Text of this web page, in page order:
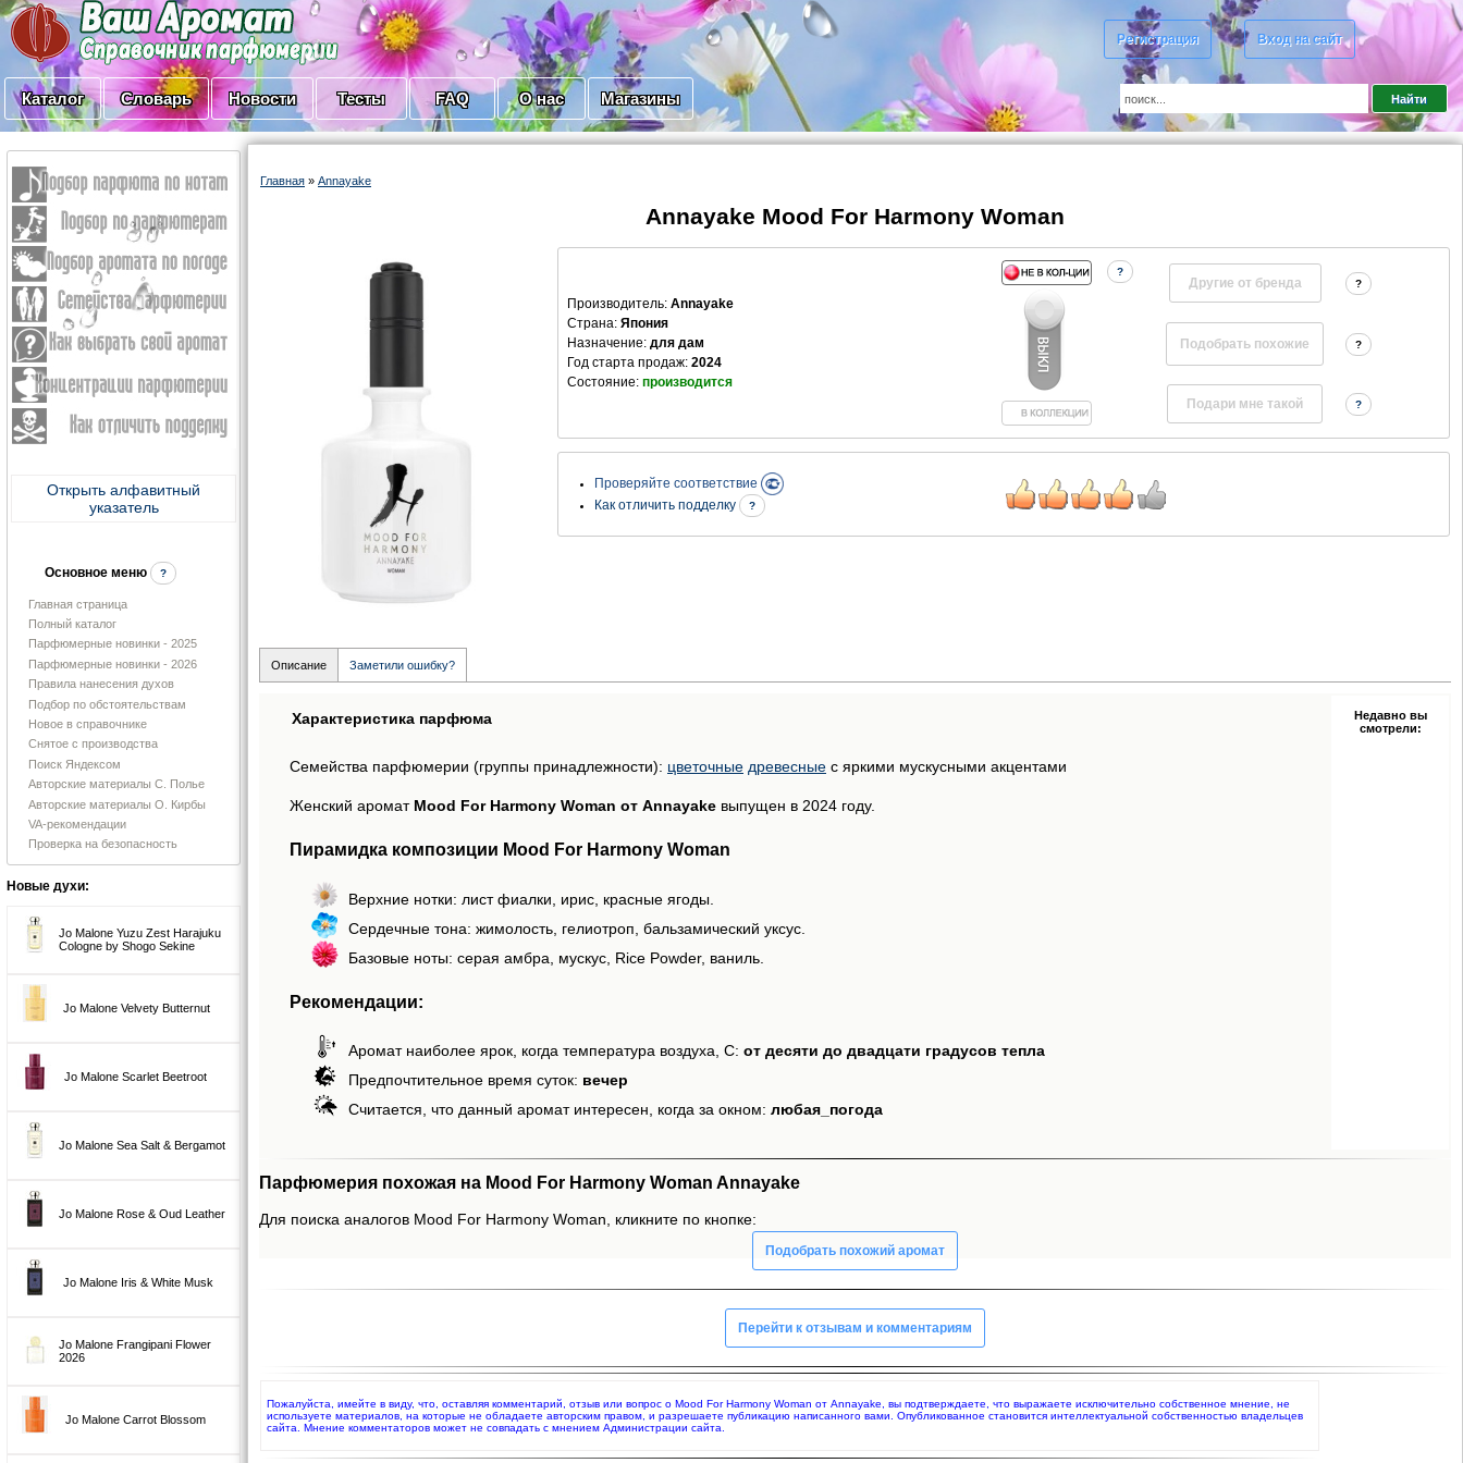
Регистрация Вход на сайт
Каталог Словарь Новости Тесты FAQ О нас Магазины
Открыть алфавитный
указатель
Основное меню ?
Главная страница
Полный каталог
Парфюмерные новинки - 2025
Парфюмерные новинки - 2026
Правила нанесения духов
Подбор по обстоятельствам
Новое в справочнике
Снятое с производства
Поиск Яндексом
Авторские материалы С. Полье
Авторские материалы О. Кирбы
VA-рекомендации
Проверка на безопасность
Новые духи:
Jo Malone Yuzu Zest Harajuku
Cologne by Shogo Sekine
Jo Malone Velvety Butternut
Jo Malone Scarlet Beetroot
Jo Malone Sea Salt & Bergamot
Jo Malone Rose & Oud Leather
Jo Malone Iris & White Musk
Jo Malone Frangipani Flower
2026
Jo Malone Carrot Blossom
Главная » Annayake
Annayake Mood For Harmony Woman
Производитель: Annayake
Страна: Япония
Назначение: для дам
Год старта продаж: 2024
Состояние: производится
?
Другие от бренда ?
?
?
Проверяйте соответствие
Как отличить подделку
?
Описание Заметили ошибку?
Характеристика парфюма
Семейства парфюмерии (группы принадлежности): цветочные древесные с яркими мускусными акцентами
Женский аромат Mood For Harmony Woman от Annayake выпущен в 2024 году.
Пирамидка композиции Mood For Harmony Woman
Верхние нотки: лист фиалки, ирис, красные ягоды.
Сердечные тона: жимолость, гелиотроп, бальзамический уксус.
Базовые ноты: серая амбра, мускус, Rice Powder, ваниль.
Рекомендации:
Аромат наиболее ярок, когда температура воздуха, С: от десяти до двадцати градусов тепла
Предпочтительное время суток: вечер
Считается, что данный аромат интересен, когда за окном: любая_погода
Недавно вы
смотрели:
Парфюмерия похожая на Mood For Harmony Woman Annayake
Для поиска аналогов Mood For Harmony Woman, кликните по кнопке:
Подобрать похожий аромат
Перейти к отзывам и комментариям
Пожалуйста, имейте в виду, что, оставляя комментарий, отзыв или вопрос о Mood For Harmony Woman от Annayake, вы подтверждаете, что выражаете исключительно собственное мнение, не
используете материалов, на которые не обладаете авторским правом, и разрешаете публикацию написанного вами. Опубликованное становится интеллектуальной собственностью владельцев
сайта. Мнение комментаторов может не совпадать с мнением Администрации сайта.